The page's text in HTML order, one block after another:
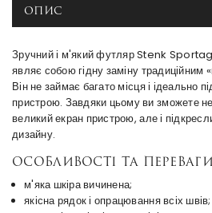
ОПИС
Зручний і м'який футляр Stenk
являє собою гідну заміну традиційним
Він не займає багато місця і ідеально
пристрою. Завдяки цьому ви зможете не
великий екран пристрою, але і
дизайну.
Особливості та
м'яка шкіра вичинена;
якісна рядок і опрацювання всіх швів;